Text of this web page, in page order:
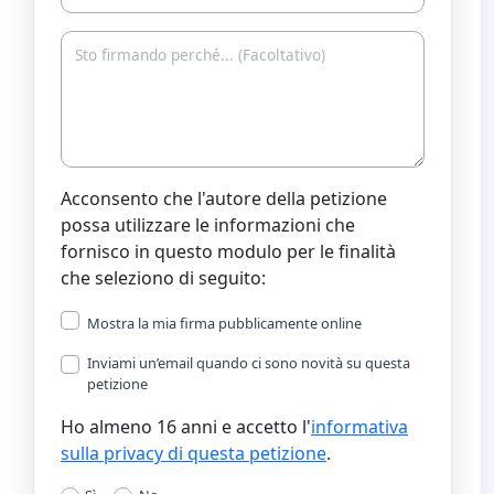
Acconsento che l'autore della petizione
possa utilizzare le informazioni che
fornisco in questo modulo per le finalità
che seleziono di seguito:
Mostra la mia firma pubblicamente online
Inviami un’email quando ci sono novità su questa
petizione
Ho almeno 16 anni e accetto l'informativa
sulla privacy di questa petizione.